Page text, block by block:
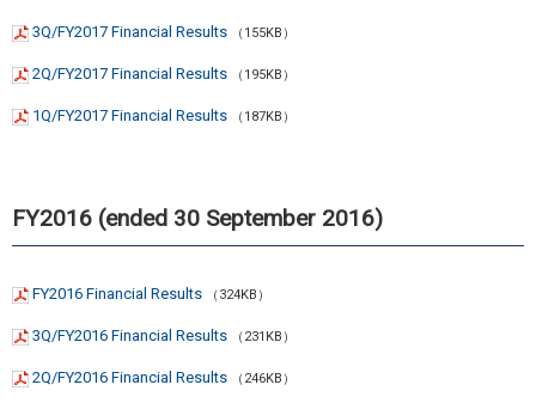
3Q/FY2017 Financial Results （155KB）
2Q/FY2017 Financial Results （195KB）
1Q/FY2017 Financial Results （187KB）
FY2016 (ended 30 September 2016)
FY2016 Financial Results （324KB）
3Q/FY2016 Financial Results （231KB）
2Q/FY2016 Financial Results （246KB）